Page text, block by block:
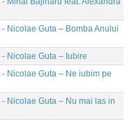
- Nicolae Guta – Bomba Anului
- Nicolae Guta – Iubire
- Nicolae Guta – Ne iubim pe
- Nicolae Guta – Nu mai las in